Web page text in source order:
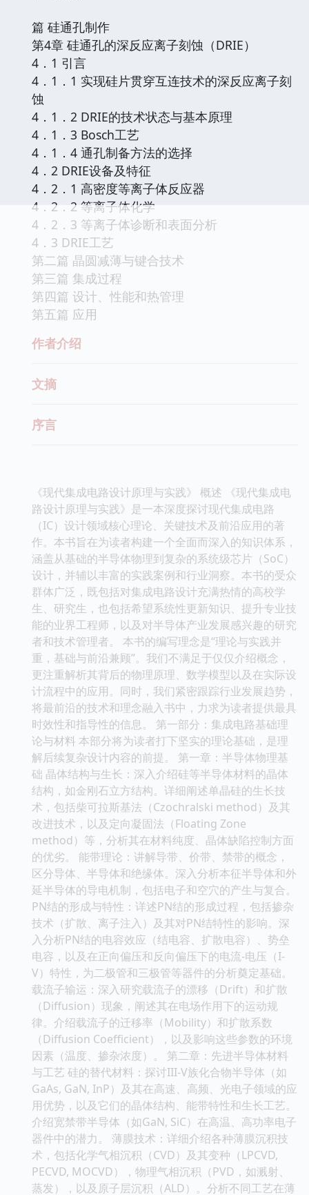
篇 硅通孔制作
第4章 硅通孔的深反应离子刻蚀（DRIE）
4．1 引言
4．1．1 实现硅片贯穿互连技术的深反应离子刻
蚀
4．1．2 DRIE的技术状态与基本原理
4．1．3 Bosch工艺
4．1．4 通孔制备方法的选择
4．2 DRIE设备及特征
4．2．1 高密度等离子体反应器
4．2．2 等离子体化学
4．2．3 等离子体诊断和表面分析
4．3 DRIE工艺
第二篇 晶圆减薄与键合技术
第三篇 集成过程
第四篇 设计、性能和热管理
第五篇 应用
作者介绍
文摘
序言
《现代集成电路设计原理与实践》 概述 《现代集成电
路设计原理与实践》是一本深度探讨现代集成电路
（IC）设计领域核心理论、关键技术及前沿应用的著
作。本书旨在为读者构建一个全面而深入的知识体系，
涵盖从基础的半导体物理到复杂的系统级芯片（SoC）
设计，并辅以丰富的实践案例和行业洞察。本书的受众
群体广泛，既包括对集成电路设计充满热情的高校学
生、研究生，也包括希望系统性更新知识、提升专业技
能的业界工程师，以及对半导体产业发展感兴趣的研究
者和技术管理者。 本书的编写理念是“理论与实践并
重，基础与前沿兼顾”。我们不满足于仅仅介绍概念，
更注重解析其背后的物理原理、数学模型以及在实际设
计流程中的应用。同时，我们紧密跟踪行业发展趋势，
将最前沿的技术和理念融入书中，力求为读者提供最具
时效性和指导性的信息。 第一部分：集成电路基础理
论与材料 本部分将为读者打下坚实的理论基础，是理
解后续复杂设计内容的前提。 第一章：半导体物理基
础 晶体结构与生长：深入介绍硅等半导体材料的晶体
结构，如金刚石立方结构。详细阐述单晶硅的生长技
术，包括柴可拉斯基法（Czochralski method）及其
改进技术，以及定向凝固法（Floating Zone
method）等，分析其在材料纯度、晶体缺陷控制方面
的优劣。 能带理论：讲解导带、价带、禁带的概念，
区分导体、半导体和绝缘体。深入分析本征半导体和外
延半导体的导电机制，包括电子和空穴的产生与复合。
PN结的形成与特性：详述PN结的形成过程，包括掺杂
技术（扩散、离子注入）及其对PN结特性的影响。深
入分析PN结的电容效应（结电容、扩散电容）、势垒
电容，以及在正向偏压和反向偏压下的电流-电压（I-
V）特性，为二极管和三极管等器件的分析奠定基础。
载流子输运：深入研究载流子的漂移（Drift）和扩散
（Diffusion）现象，阐述其在电场作用下的运动规
律。介绍载流子的迁移率（Mobility）和扩散系数
（Diffusion Coefficient），以及影响这些参数的环境
因素（温度、掺杂浓度）。 第二章：先进半导体材料
与工艺 硅的替代材料：探讨III-V族化合物半导体（如
GaAs, GaN, InP）及其在高速、高频、光电子领域的应
用优势，以及它们的晶体结构、能带特性和生长工艺。
介绍宽禁带半导体（如GaN, SiC）在高温、高功率电子
器件中的潜力。 薄膜技术：详细介绍各种薄膜沉积技
术，包括化学气相沉积（CVD）及其变种（LPCVD,
PECVD, MOCVD），物理气相沉积（PVD，如溅射、
蒸发），以及原子层沉积（ALD）。分析不同工艺在薄